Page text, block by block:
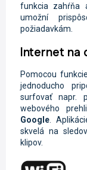
funkcia zahŕňa
umožní
požiadavkám.
Internet na
Pomocou
jednoducho
surfovať napr.
webového
Google.
skvelá na
klipov.